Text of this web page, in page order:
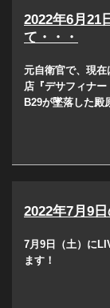
2022年6月21
て・・・
元自衛官で、現
店『デサフィナー
B29が墜落した殿
2022年7月9
7月9日（土）に
ます！